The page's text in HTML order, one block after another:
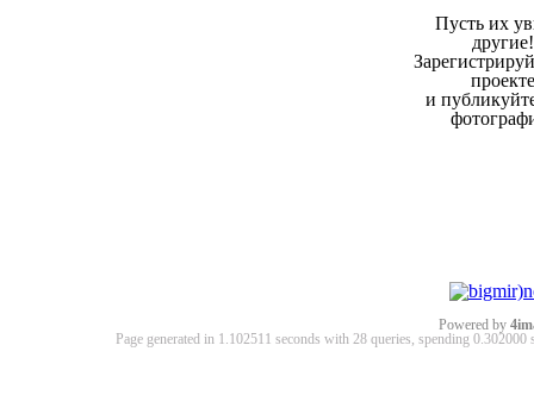
Пусть их
другие!
проекте
и
Powered by
Page generated in 1.102511 seconds with 28 queries, spending